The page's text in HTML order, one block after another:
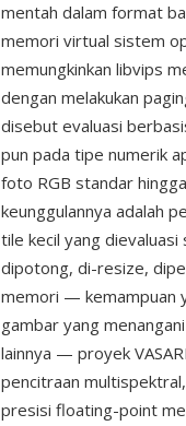
mentah dalam format
memori virtual sistem
memungkinkan libvips
dengan melakukan
disebut evaluasi
pun pada tipe numerik
foto RGB standar
keunggulannya adalah
tile kecil yang
dipotong, di-resize,
memori — kemampuan
gambar yang
lainnya — proyek
pencitraan
presisi floating-point